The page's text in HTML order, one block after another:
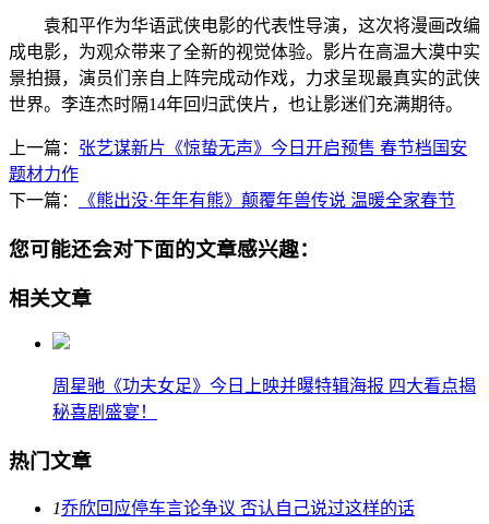
袁和平作为华语武侠电影的代表性导演，这次将漫画改编
成电影，为观众带来了全新的视觉体验。影片在高温大漠中实
景拍摄，演员们亲自上阵完成动作戏，力求呈现最真实的武侠
世界。李连杰时隔14年回归武侠片，也让影迷们充满期待。
上一篇： 张艺谋新片《惊蛰无声》今日开启预售 春节档国安
题材力作
下一篇：
《熊出没·年年有熊》颠覆年兽传说 温暖全家春节
您可能还会对下面的文章感兴趣：
相关文章
周星驰《功夫女足》今日上映并曝特辑海报 四大看点揭
秘喜剧盛宴！
热门文章
1乔欣回应停车言论争议 否认自己说过这样的话